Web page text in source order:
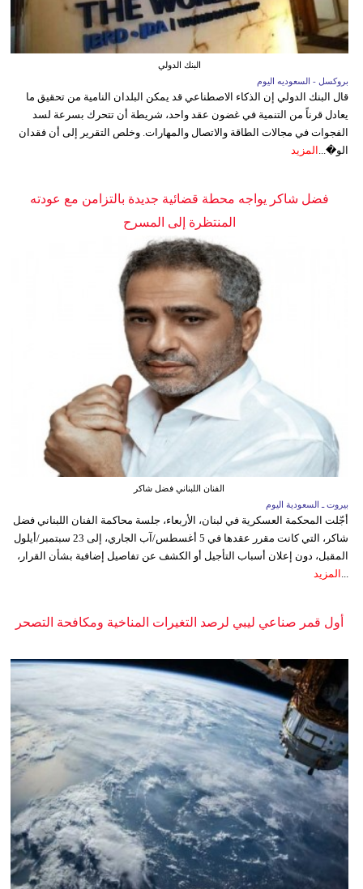
البنك الدولي
بروكسل - السعوديه اليوم
قال البنك الدولي إن الذكاء الاصطناعي قد يمكن البلدان النامية من تحقيق ما
يعادل قرناً من التنمية في غضون عقد واحد، شريطة أن تتحرك بسرعة لسد
الفجوات في مجالات الطاقة والاتصال والمهارات. وخلص التقرير إلى أن فقدان
الو�... المزيد
فضل شاكر يواجه محطة قضائية جديدة بالتزامن مع عودته
المنتظرة إلى المسرح
الفنان اللبناني فضل شاكر
بيروت ـ السعودية اليوم
أجّلت المحكمة العسكرية في لبنان، الأربعاء، جلسة محاكمة الفنان اللبناني فضل
شاكر، التي كانت مقرر عقدها في 5 أغسطس/آب الجاري، إلى 23 سبتمبر/أيلول
المقبل، دون إعلان أسباب التأجيل أو الكشف عن تفاصيل إضافية بشأن القرار،
المزيد
أول قمر صناعي ليبي لرصد التغيرات المناخية ومكافحة التصحر